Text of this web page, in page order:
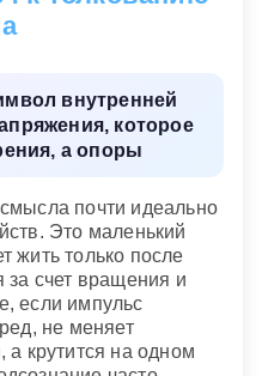
внутренней
которое
а опоры
почти идеально
Это маленький
жить только после
за счет вращения и
если импульс
не меняет
а крутится на одном